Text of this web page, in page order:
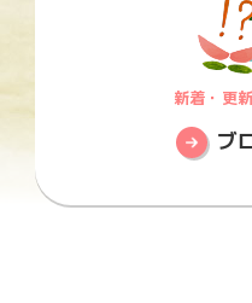
新着・更
ブ